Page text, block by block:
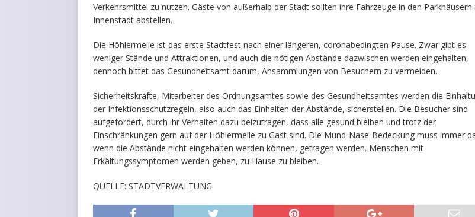
Verkehrsmittel zu nutzen. Gäste von außerhalb der Stadt sollten ihre Fahrzeuge in den Parkhäusern
Innenstadt abstellen.
Die Höhlermeile ist das erste Stadtfest nach einer längeren, coronabedingten Pause. Zwar gibt es
weniger Stände und Attraktionen, und auch die nötigen Abstände dazwischen werden eingehalten,
dennoch bittet das Gesundheitsamt darum, Ansammlungen von Besuchern zu vermeiden.
Sicherheitskräfte, Mitarbeiter des Ordnungsamtes sowie des Gesundheitsamtes werden die
der Infektionsschutzregeln, also auch das Einhalten der Abstände, sicherstellen. Die Besucher sind
aufgefordert, durch ihr Verhalten dazu beizutragen, dass alle gesund bleiben und trotz der
Einschränkungen gern auf der Höhlermeile zu Gast sind. Die Mund-Nase-Bedeckung muss immer
wenn die Abstände nicht eingehalten werden können, getragen werden. Menschen mit
Erkältungssymptomen werden geben, zu Hause zu bleiben.
QUELLE: STADTVERWALTUNG